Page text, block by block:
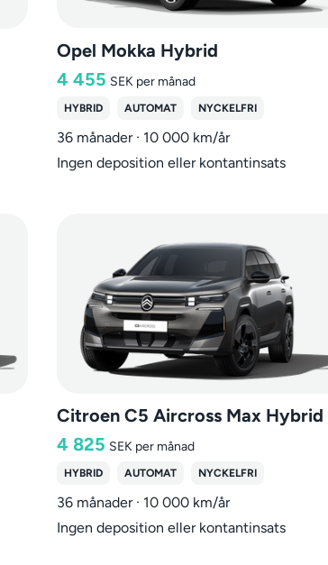
Opel Mokka Hybrid
4 455 SEK per månad
HYBRID AUTOMAT NYCKELFRI
36 månader · 10 000 km/år
Ingen deposition eller kontantinsats
Citroen C5 Aircross Max Hybrid
4 825 SEK per månad
HYBRID AUTOMAT NYCKELFRI
36 månader · 10 000 km/år
Ingen deposition eller kontantinsats